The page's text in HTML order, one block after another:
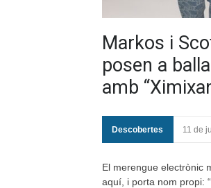
Markos i
posen a
amb
Descobertes 11 de
El merengue electrònic
aquí, i porta nom propi: